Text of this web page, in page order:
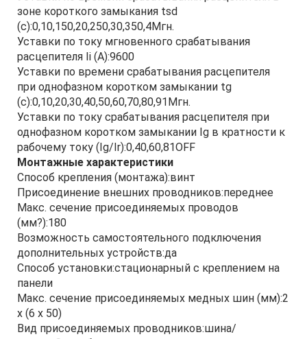
зоне короткого замыкания tsd
(с):0,10,150,20,250,30,350,4Мгн.
Уставки по току мгновенного срабатывания
расцепителя Ii (А):9600
Уставки по времени срабатывания расцепителя
при однофазном коротком замыкании tg
(с):0,10,20,30,40,50,60,70,80,91Мгн.
Уставки по току срабатывания расцепителя при
однофазном коротком замыкании Ig в кратности к
рабочему току (Ig/Ir):0,40,60,81OFF
Монтажные характеристики
Способ крепления (монтажа):винт
Присоединение внешних проводников:переднее
Макс. сечение присоединяемых проводов
(мм?):180
Возможность самостоятельного подключения
дополнительных устройств:да
Способ установки:стационарный с креплением на
панели
Макс. сечение присоединяемых медных шин (мм):2
х (6 х 50)
Вид присоединяемых проводников:шина/